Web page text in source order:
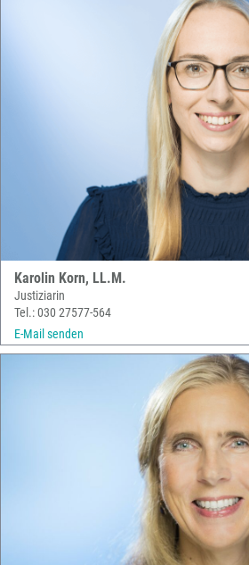
Karolin Korn, LL.M.
Justiziarin
Tel.: 030 27577-564
E-Mail senden